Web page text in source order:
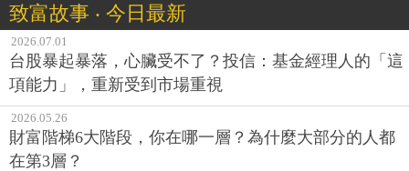
致富故事 ‧ 今日最新
2026.07.01
台股暴起暴落，心臟受不了？投信：基金經理人的「這
項能力」，重新受到市場重視
2026.05.26
財富階梯6大階段，你在哪一層？為什麼大部分的人都
在第3層？